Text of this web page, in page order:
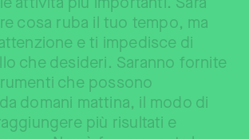
cosa ruba il tuo tempo, ma
e ti impedisce di
che desideri. Saranno fornite
che possono
domani mattina, il modo di
più risultati e